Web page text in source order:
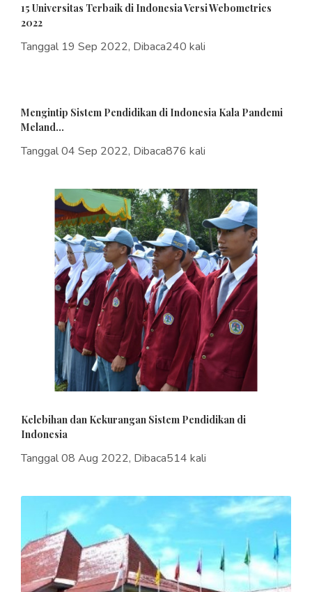
15 Universitas Terbaik di Indonesia Versi Webometrics
2022
Tanggal 19 Sep 2022, Dibaca240 kali
Mengintip Sistem Pendidikan di Indonesia Kala Pandemi
Meland...
Tanggal 04 Sep 2022, Dibaca876 kali
Kelebihan dan Kekurangan Sistem Pendidikan di
Indonesia
Tanggal 08 Aug 2022, Dibaca514 kali